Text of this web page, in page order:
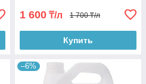
1 600 ₸/л 1 700 ₸/л
Купить
–6%